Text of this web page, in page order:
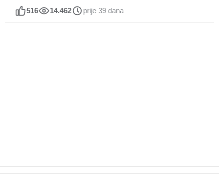
516 14.462 prije 39 dana